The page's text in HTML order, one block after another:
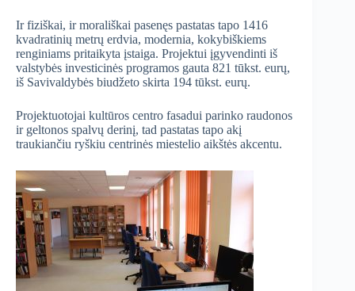
Ir fiziškai, ir morališkai pasenęs pastatas tapo 1416
kvadratinių metrų erdvia, modernia, kokybiškiems
renginiams pritaikyta įstaiga. Projektui įgyvendinti iš
valstybės investicinės programos gauta 821 tūkst. eurų,
iš Savivaldybės biudžeto skirta 194 tūkst. eurų.
Projektuotojai kultūros centro fasadui parinko raudonos
ir geltonos spalvų derinį, tad pastatas tapo akį
traukiančiu ryškiu centrinės miestelio aikštės akcentu.